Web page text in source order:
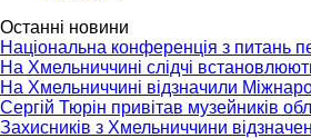
Останні новини
Національна конференція з питань
На Хмельниччині слідчі
На Хмельниччині відзначили
Сергій Тюрін привітав музейників
Захисників з Хмельниччини